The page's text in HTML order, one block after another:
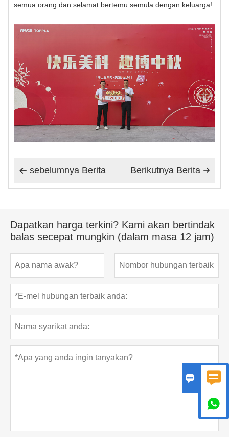
semua orang dan selamat bertemu semula dengan keluarga!
 sebelumnya Berita 
Berikutnya Berita
Dapatkan harga terkini? Kami akan bertindak
balas secepat mungkin (dalam masa 12 jam)
 
